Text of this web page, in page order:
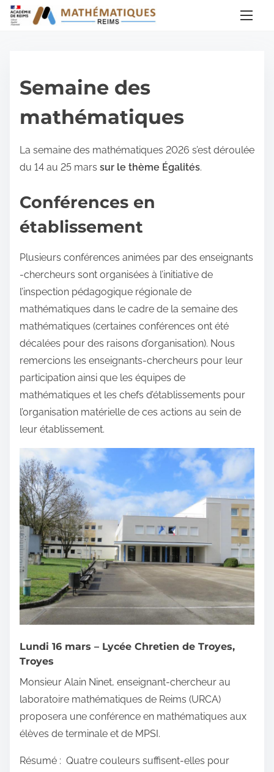
Semaine des
mathématiques
La semaine des mathématiques 2026 s’est déroulée
du 14 au 25 mars sur le thème Égalités.
Conférences en
établissement
Plusieurs conférences animées par des enseignants
-chercheurs sont organisées à l’initiative de
l’inspection pédagogique régionale de
mathématiques dans le cadre de la semaine des
mathématiques (certaines conférences ont été
décalées pour des raisons d’organisation). Nous
remercions les enseignants-chercheurs pour leur
participation ainsi que les équipes de
mathématiques et les chefs d’établissements pour
l’organisation matérielle de ces actions au sein de
leur établissement.
Lundi 16 mars – Lycée Chretien de Troyes,
Troyes
Monsieur Alain Ninet, enseignant-chercheur au
laboratoire mathématiques de Reims (URCA)
proposera une conférence en mathématiques aux
élèves de terminale et de MPSI.
Résumé : Quatre couleurs suffisent-elles pour